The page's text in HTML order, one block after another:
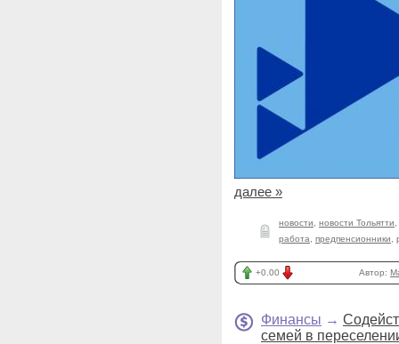
далее »
новости новости Тольятти
работа
предпенсионники
+0.00 Автор:
Финансы →
семей в